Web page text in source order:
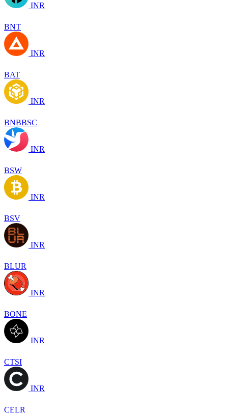
INR
BNT
INR
BAT
INR
BNBBSC
INR
BSW
INR
BSV
INR
BLUR
INR
BONE
INR
CTSI
INR
CELR